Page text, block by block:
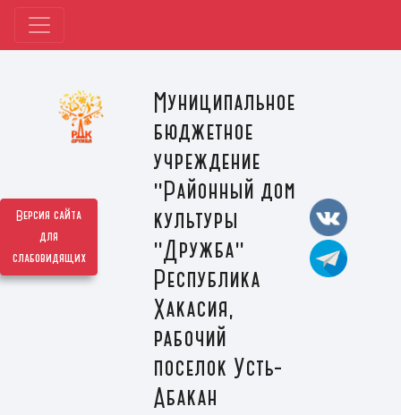
Версия сайта
для
слабовидящих
Муниципальное
бюджетное
учреждение
"Районный дом
культуры
"Дружба"
Республика
Хакасия,
рабочий
поселок Усть-
Абакан